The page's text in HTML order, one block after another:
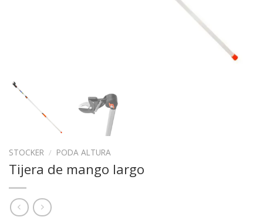
STOCKER / PODA ALTURA
Tijera de mango largo